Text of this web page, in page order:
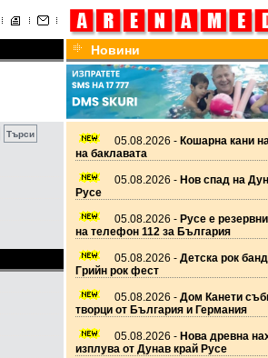
Новини
05.08.2026 - Кошарна кани
на баклавата
05.08.2026 - Нов спад на
Русе
05.08.2026 - Русе е
на телефон 112 за България
05.08.2026 - Детска рок
Грийн рок фест
05.08.2026 - Дом Канети
творци от България и Германия
05.08.2026 - Нова древна
изплува от Дунав край Русе